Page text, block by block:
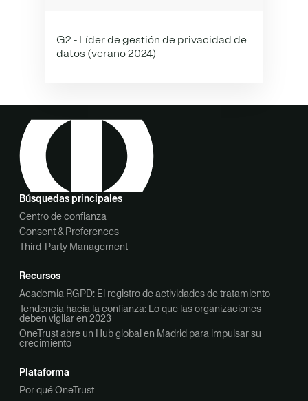
G2 - Líder de gestión de privacidad de
datos (verano 2024)
Búsquedas principales
Centro de confianza
Consent & Preferences
Third-Party Management
Recursos
Academia RGPD: El registro de actividades de tratamiento
Tendencia hacia la confianza: Lo que las organizaciones
deben vigilar en 2023
OneTrust abre un Hub global en Madrid para impulsar su
crecimiento
Plataforma
Por qué OneTrust